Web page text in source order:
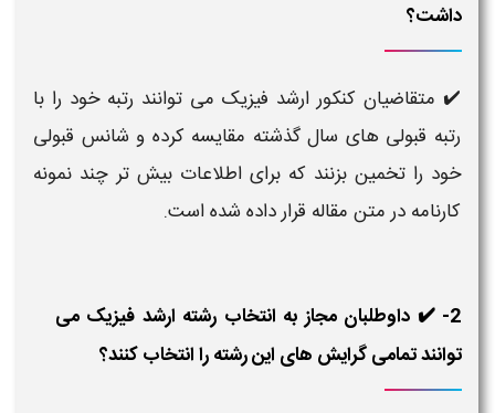
داشت؟
✔️ متقاضیان کنکور ارشد فیزیک می توانند رتبه خود را با
رتبه قبولی های سال گذشته مقایسه کرده و شانس قبولی
خود را تخمین بزنند که برای اطلاعات بیش تر چند نمونه
کارنامه در متن مقاله قرار داده شده است.
2- ✔️ داوطلبان مجاز به انتخاب رشته ارشد فیزیک می
توانند تمامی گرایش های این رشته را انتخاب کنند؟